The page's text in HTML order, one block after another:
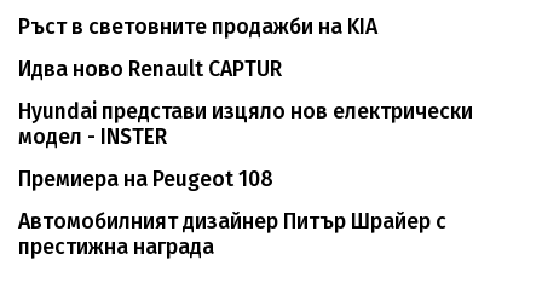
Ръст в световните продажби на KIA
Идва ново Renault CAPTUR
Hyundai представи изцяло нов електрически
модел - INSTER
Премиера на Peugeot 108
Автомобилният дизайнер Питър Шрайер с
престижна награда